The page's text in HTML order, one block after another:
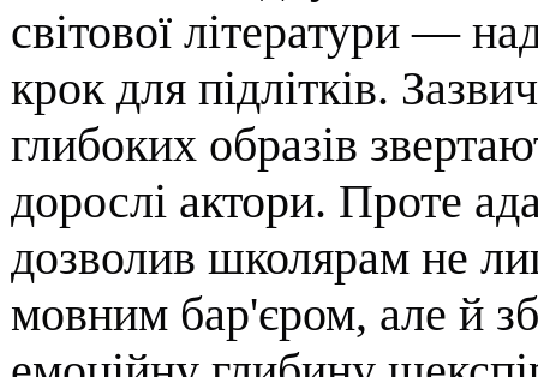
світової літератури —
крок для підлітків.
глибоких образів
дорослі актори. Проте
дозволив школярам не
мовним бар'єром, але й